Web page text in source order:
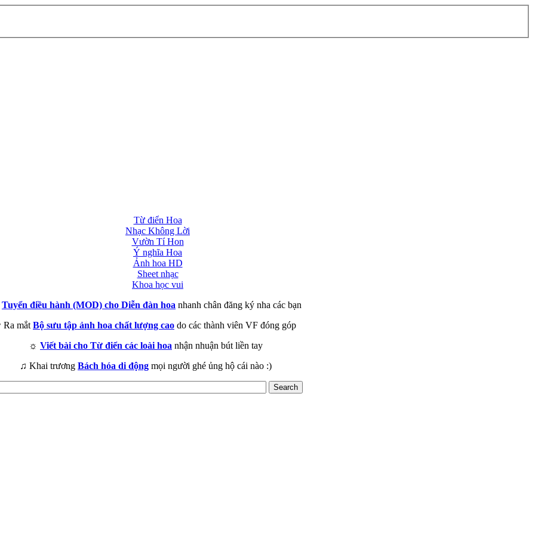
Từ điển Hoa
Nhạc Không Lời
Vườn Tí Hon
Ý nghĩa Hoa
Ảnh hoa HD
Sheet nhạc
Khoa học vui
Tuyển điều hành (MOD) cho Diễn đàn hoa nhanh chân đăng ký nha các bạn
Ra mắt Bộ sưu tập ảnh hoa chất lượng cao do các thành viên VF đóng góp
☼ Viết bài cho Từ điển các loài hoa nhận nhuận bút liền tay
♫ Khai trương Bách hóa di động mọi người ghé ủng hộ cái nào :)